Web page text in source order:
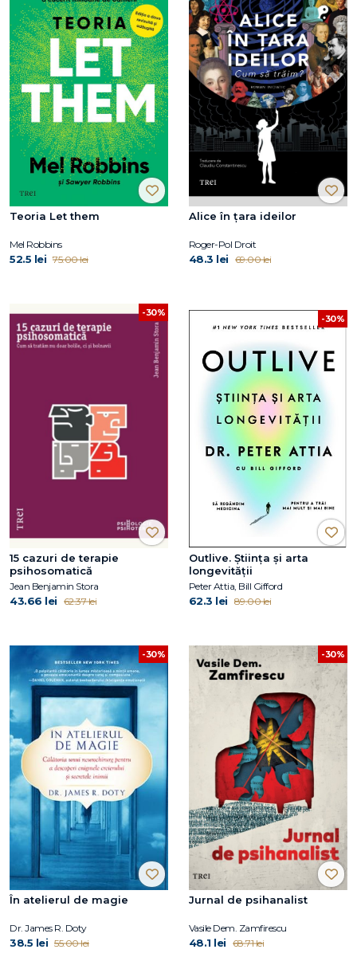
Teoria Let them
Mel Robbins
52.5 lei 75.00 lei
Alice în țara ideilor
Roger-Pol Droit
48.3 lei 69.00 lei
-30%
15 cazuri de terapie
psihosomatică
Jean Benjamin Stora
43.66 lei 62.37 lei
-30%
Outlive. Știința și arta
longevității
Peter Attia, Bill Gifford
62.3 lei 89.00 lei
-30%
În atelierul de magie
Dr. James R. Doty
38.5 lei 55.00 lei
-30%
Jurnal de psihanalist
Vasile Dem. Zamfirescu
48.1 lei 68.71 lei